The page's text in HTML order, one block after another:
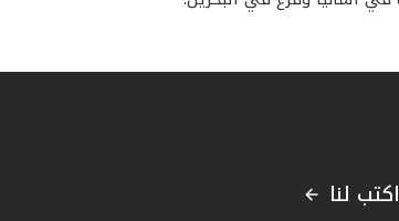
اكتب لنا